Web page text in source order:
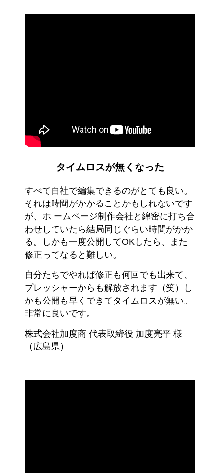
タイムロスが無くなった
すべて自社で編集できるのがとても良い。
それは時間がかかることかもしれないです
が、ホ ームページ制作会社と綿密に打ち合
わせしていたら結局同じぐらい時間がかか
る。しかも一度公開してOKしたら、また
修正ってなると難しい。
自分たちでやれば修正も何回でも出来て、
プレッシャーからも解放されます（笑）し
かも公開も早くできてタイムロスが無い。
非常に良いです。
株式会社加度商 代表取締役 加度亮平 様
（広島県）